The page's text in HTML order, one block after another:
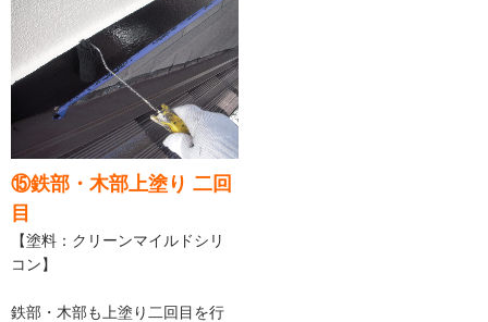
⑮鉄部・木部上塗り 二回
目
【塗料：クリーンマイルドシリ
コン】
鉄部・木部も上塗り二回目を行